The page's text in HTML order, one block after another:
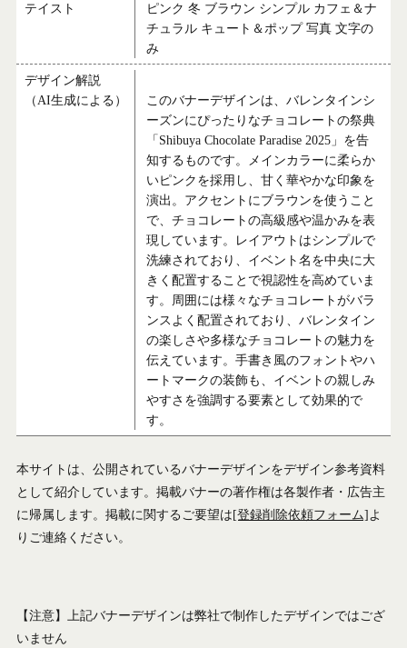
テイスト
ピンク 冬 ブラウン シンプル カフェ＆ナ
チュラル キュート＆ポップ 写真 文字の
み
デザイン解説
（AI生成による）
このバナーデザインは、バレンタインシ
ーズンにぴったりなチョコレートの祭典
「Shibuya Chocolate Paradise 2025」を告
知するものです。メインカラーに柔らか
いピンクを採用し、甘く華やかな印象を
演出。アクセントにブラウンを使うこと
で、チョコレートの高級感や温かみを表
現しています。レイアウトはシンプルで
洗練されており、イベント名を中央に大
きく配置することで視認性を高めていま
す。周囲には様々なチョコレートがバラ
ンスよく配置されており、バレンタイン
の楽しさや多様なチョコレートの魅力を
伝えています。手書き風のフォントやハ
ートマークの装飾も、イベントの親しみ
やすさを強調する要素として効果的で
す。
本サイトは、公開されているバナーデザインをデザイン参考資料
として紹介しています。掲載バナーの著作権は各製作者・広告主
に帰属します。掲載に関するご要望は[登録削除依頼フォーム]よ
りご連絡ください。
【注意】上記バナーデザインは弊社で制作したデザインではござ
いません